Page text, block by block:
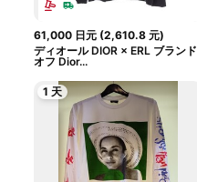
61,000 日元(2,610.8 元)
ディオール DIOR × ERL ブランド
オフ Dior...
1 天